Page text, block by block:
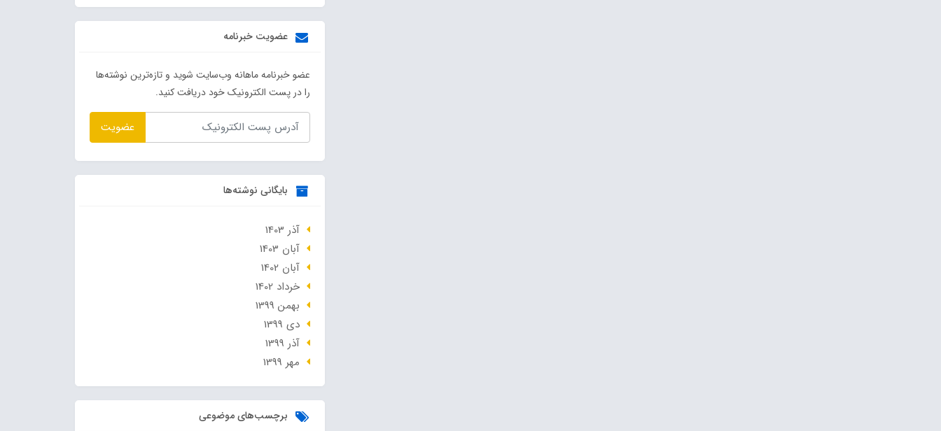
عضویت خبرنامه
عضو خبرنامه ماهانه وب‌سایت شوید و تازه‌ترین نوشته‌ها
را در پست الکترونیک خود دریافت کنید.
عضویت
بایگانی نوشته‌ها
آذر 1403
آبان 1403
آبان 1402
خرداد 1402
بهمن 1399
دی 1399
آذر 1399
مهر 1399
برچسب‌های موضوعی